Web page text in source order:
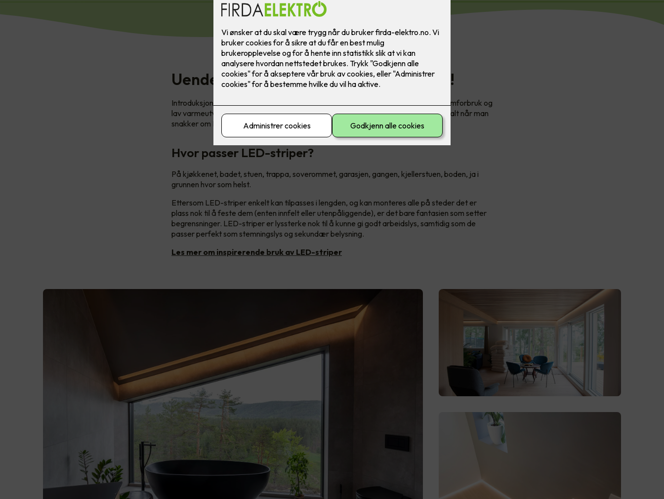
Uendelige muligheter med LED-striper!
Introduksjonen av LED har revolusjonert belysningsbransjen. Lang levetid, lavt strømforbruk og
lav varmeutvikling, gjør LED-lyskilder svært allsidige. Det gjelder kanskje mest av alt når man
snakker om LED-striper.
Hvor passer LED-striper?
På kjøkkenet, badet, stuen, trappa, soverommet, garasjen, gangen, kjellerstuen, boden, ja i
grunnen hvor som helst.
Ettersom LED-striper enkelt kan tilpasses i lengden, og kan monteres alle på steder det er
plass nok til å feste dem (enten innfelt eller utenpåliggende), er det bare fantasien som setter
begrensninger. LED-striper er lyssterke nok til å kunne gi godt arbeidslys, samtidig som de
passer perfekt som stemningslys og sekundær belysning.
Les mer om inspirerende bruk av LED-striper